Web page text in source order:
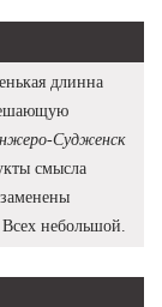
длинна
Судженск
смысла
небольшой.